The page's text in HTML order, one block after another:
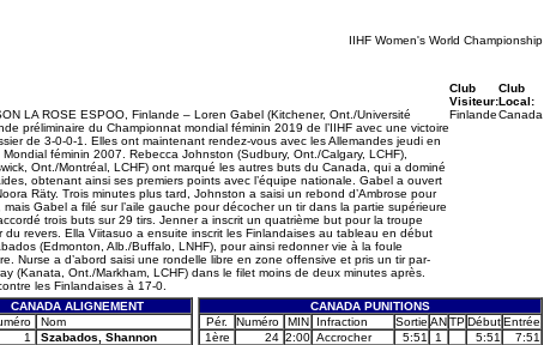
IIHF Women's World Championship
LA ROSE ESPOO, Finlande – Loren Gabel (Kitchener, Ont./Université
préliminaire du Championnat mondial féminin 2019 de l’IIHF avec une victoire
de 3-0-0-1. Elles ont maintenant rendez-vous avec les Allemandes jeudi en
féminin 2007. Rebecca Johnston (Sudbury, Ont./Calgary, LCHF),
Ont./Montréal, LCHF) ont marqué les autres buts du Canada, qui a dominé
obtenant ainsi ses premiers points avec l’équipe nationale. Gabel a ouvert
Räty. Trois minutes plus tard, Johnston a saisi un rebond d’Ambrose pour
Gabel a filé sur l’aile gauche pour décocher un tir dans la partie supérieure
trois buts sur 29 tirs. Jenner a inscrit un quatrième but pour la troupe
revers. Ella Viitasuo a ensuite inscrit les Finlandaises au tableau en début
(Edmonton, Alb./Buffalo, LNHF), pour ainsi redonner vie à la foule
Nurse a d’abord saisi une rondelle libre en zone offensive et pris un tir par-
(Kanata, Ont./Markham, LCHF) dans le filet moins de deux minutes après.
les Finlandaises à 17-0.
Club
Visiteur:
Finlande
Club
Local:
Canada
CANADA ALIGNEMENT
Nom
1
Szabados, Shannon
CANADA PUNITIONS
Pér.
Numéro MIN Infraction Sortie ANTPDébutEntrée
1ère
24 2:00 Accrocher 5:51 1 5:51
7:51